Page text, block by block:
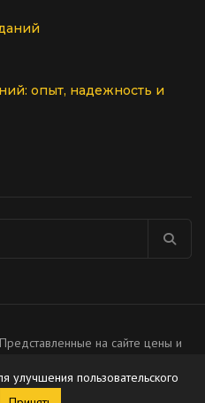
опыт, надежность и
на сайте цены и
офертой.
улучшения пользовательского